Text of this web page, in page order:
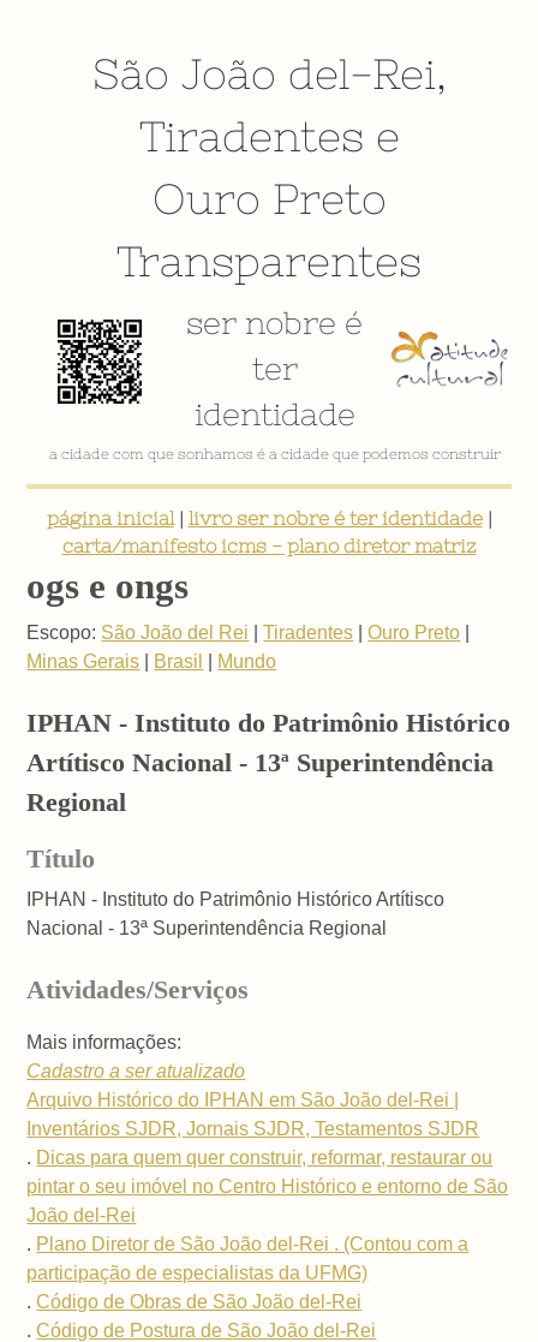
São João del-Rei,
Tiradentes e
Ouro Preto
Transparentes
ser nobre é
ter
identidade
a cidade com que sonhamos é a cidade que podemos construir
página inicial| livro ser nobre é ter identidade|
carta/manifesto icms - plano diretor matriz
ogs e ongs
Escopo: São João del Rei |Tiradentes |Ouro Preto
Minas Gerais
Brasil Mundo
IPHAN - Instituto do Patrimônio Histórico
Artítisco Nacional - 13ª Superintendência
Regional
Título
IPHAN - Instituto do Patrimônio Histórico Artítisco
Nacional - 13ª Superintendência Regional
Atividades/Serviços
Mais informações:
Cadastro a ser atualizado
Arquivo Histórico do IPHAN em São João del-Rei |
Inventários SJDR, Jornais SJDR, Testamentos SJDR
. Dicas para quem quer construir, reformar, restaurar ou
pintar o seu imóvel no Centro Histórico e entorno de São
João del-Rei
. Plano Diretor de São João del-Rei . (Contou com a
participação de especialistas da UFMG)
.Código de Obras de São João del-Rei
.Código de Postura de São João del-Rei